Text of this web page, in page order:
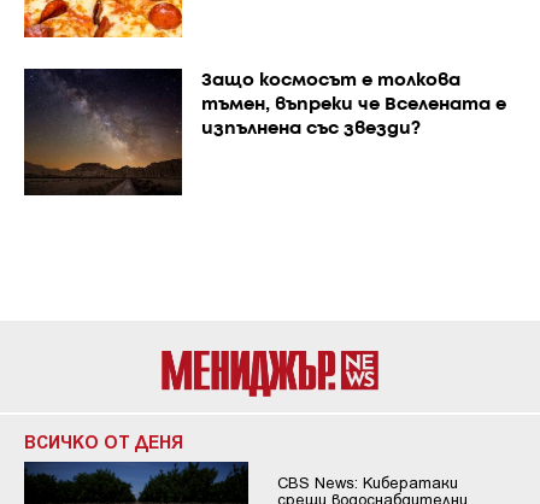
Защо космосът е толкова
тъмен, въпреки че Вселената е
изпълнена със звезди?
ВСИЧКО ОТ ДЕНЯ
CBS News: Кибератаки
срещу водоснабдителни